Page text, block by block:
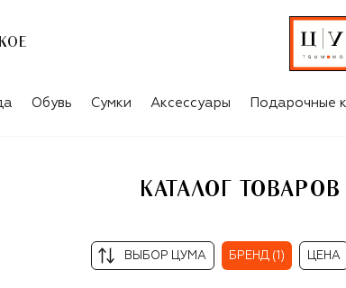
TOMAS
Обувь Сумки Аксессуары Подарочные
КАТАЛОГ ТОВАРОВ
ВЫБОР ЦУМА БРЕНД (1) ЦЕНА